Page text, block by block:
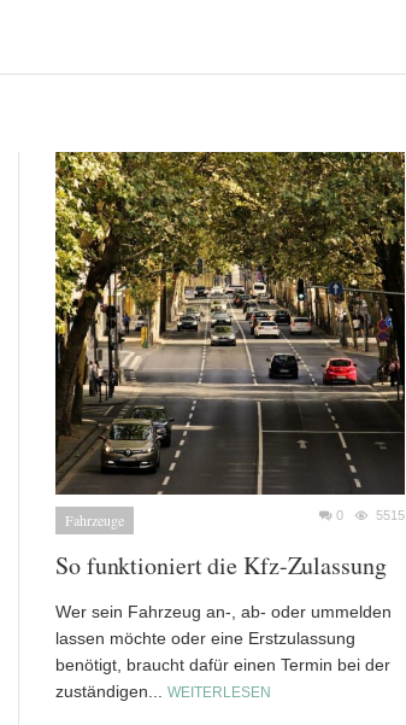
Fahrzeuge 5515
0
So funktioniert die Kfz-Zulassung
Wer sein Fahrzeug an-, ab- oder ummelden
lassen möchte oder eine Erstzulassung
benötigt, braucht dafür einen Termin bei der
zuständigen... WEITERLESEN